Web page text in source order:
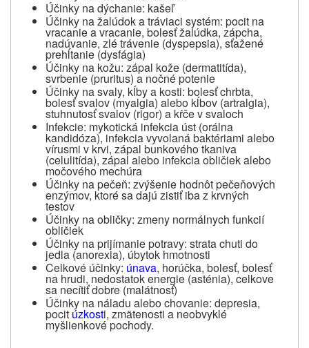
Účinky na dýchanie: kašeľ
Účinky na žalúdok a tráviaci systém: pocit na
vracanie a vracanie, bolesť žalúdka, zápcha,
nadúvanie, zlé trávenie (dyspepsia), sťažené
prehĺtanie (dysfágia)
Účinky na kožu: zápal kože (dermatitída),
svrbenie (pruritus) a nočné potenie
Účinky na svaly, kĺby a kosti: bolesť chrbta,
bolesť svalov (myalgia) alebo kĺbov (artralgia),
stuhnutosť svalov (rigor) a kŕče v svaloch
Infekcie: mykotická infekcia úst (orálna
kandidóza), infekcia vyvolaná baktériami alebo
vírusmi v krvi, zápal bunkového tkaniva
(celulitída), zápal alebo infekcia obličiek alebo
močového mechúra
Účinky na pečeň: zvýšenie hodnôt pečeňových
enzýmov, ktoré sa dajú zistiť iba z krvných
testov
Účinky na obličky: zmeny normálnych funkcií
obličiek
Účinky na prijímanie potravy: strata chuti do
jedla (anorexia), úbytok hmotnosti
Celkové účinky: únava, horúčka, bolesť, bolesť
na hrudi, nedostatok energie (asténia), celkove
sa necítiť dobre (malátnosť)
Účinky na náladu alebo chovanie: depresia,
pocit úzkosti, zmätenosti a neobvyklé
myšlienkové pochody.